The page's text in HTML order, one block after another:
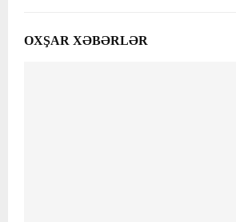
OXŞAR XƏBƏRLƏR